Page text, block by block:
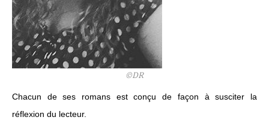
©DR
Chacun de ses romans est conçu de façon à susciter la
réflexion du lecteur.